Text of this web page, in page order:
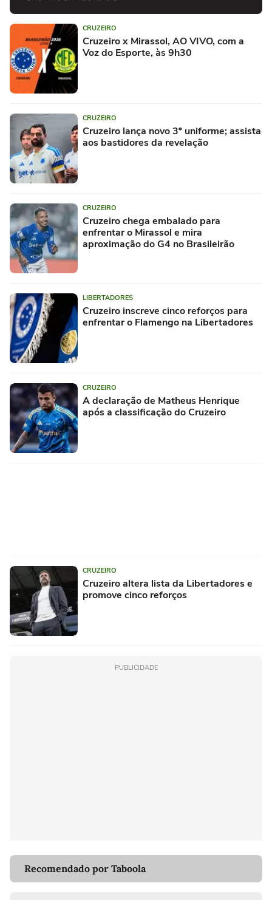
CRUZEIRO
Cruzeiro x Mirassol, AO VIVO, com a
Voz do Esporte, às 9h30
CRUZEIRO
Cruzeiro lança novo 3º uniforme; assista
aos bastidores da revelação
CRUZEIRO
Cruzeiro chega embalado para
enfrentar o Mirassol e mira
aproximação do G4 no Brasileirão
LIBERTADORES
Cruzeiro inscreve cinco reforços para
enfrentar o Flamengo na Libertadores
CRUZEIRO
A declaração de Matheus Henrique
após a classificação do Cruzeiro
CRUZEIRO
Cruzeiro altera lista da Libertadores e
promove cinco reforços
PUBLICIDADE
Recomendado por Taboola